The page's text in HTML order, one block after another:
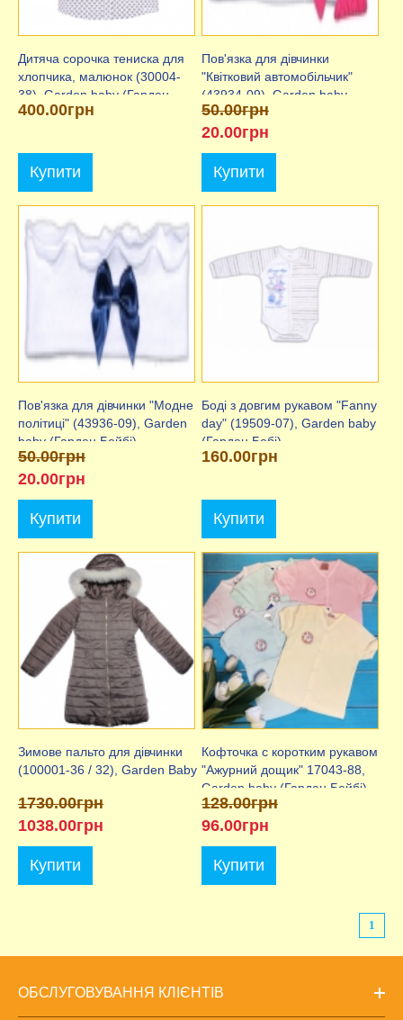
Дитяча сорочка тениска для
хлопчика, малюнок (30004-
38), Garden baby (Гарден
Бебі)
400.00грн
Купити
Пов'язка для дівчинки
"Квітковий автомобільчик"
(43934-09), Garden baby
(Гарден Бейбі)
50.00грн
20.00грн
Купити
Пов'язка для дівчинки "Модне
політиці" (43936-09), Garden
baby (Гарден Бейбі)
50.00грн
20.00грн
Купити
Боді з довгим рукавом "Fanny
day" (19509-07), Garden baby
(Гарден Бебі)
160.00грн
Купити
Зимове пальто для дівчинки
(100001-36 / 32), Garden Baby
1730.00грн
1038.00грн
Купити
Кофточка c коротким рукавом
"Ажурний дощик" 17043-88,
Garden baby (Гарден Бейбі)
128.00грн
96.00грн
Купити
1
ОБСЛУГОВУВАННЯ КЛІЄНТІВ